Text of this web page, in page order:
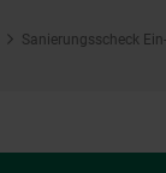
Sanierungsscheck